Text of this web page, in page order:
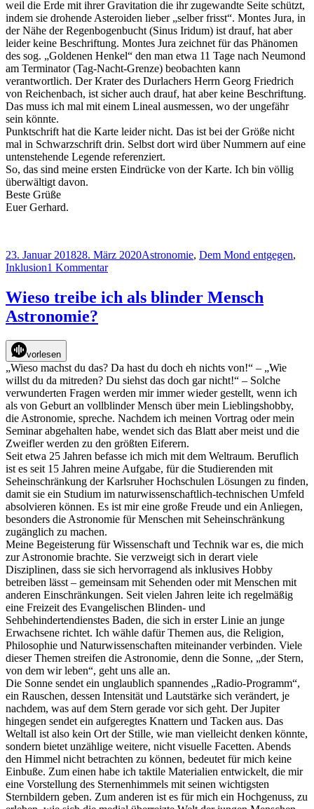
weil die Erde mit ihrer Gravitation die ihr zugewandte Seite schützt,
indem sie drohende Asteroiden lieber „selber frisst“. Montes Jura, in
der Nähe der Regenbogenbucht (Sinus Iridum) ist drauf, hat aber
leider keine Beschriftung. Montes Jura zeichnet für das Phänomen
des sog. „Goldenen Henkel“ den man etwa 11 Tage nach Neumond
am Terminator (Tag-Nacht-Grenze) beobachten kann
verantwortlich. Der Krater des Durlachers Herrn Georg Friedrich
von Reichenbach, ist sicher auch drauf, hat aber keine Beschriftung.
Das muss ich mal mit einem Lineal ausmessen, wo der ungefähr
sein könnte.
Punktschrift hat die Karte leider nicht. Das ist bei der Größe nicht
mal in Schwarzschrift drin. Selbst dort wird über Nummern auf eine
untenstehende Legende referenziert.
So, das sind meine ersten Eindrücke von der Karte. Ich bin völlig
überwältigt davon.
Beste Grüße
Euer Gerhard.
Veröffentlicht
am
23. Januar 201828. März 2020Kategorien
Astronomie, Dem Mond entgegen,
Inklusion1 Kommentarzu
meiner
taktilen
Wieso treibe ich als blinder Mensch
Astronomie?
vorlesen
„Wieso machst du das? Da hast du doch eh nichts von!“ – „Wie
willst du da mitreden? Du siehst das doch gar nicht!“ – Solche
verwunderten Fragen werden mir immer wieder gestellt, wenn ich
als von Geburt an vollblinder Mensch über mein Lieblingshobby,
die Astronomie, spreche. Nachdem ich meinen Vortrag oder mein
Seminar abgehalten habe, wendet sich das Blatt aber meist und die
Zweifler werden zu den größten Eiferern.
Seit etwa 25 Jahren befasse ich mich mit dem Weltraum. Beruflich
ist es seit 15 Jahren meine Aufgabe, für die Studierenden mit
Seheinschränkung der Karlsruher Hochschulen Lösungen zu finden,
damit sie ein Studium im naturwissenschaftlich-technischen Umfeld
absolvieren können. Es ist mir eine große Freude und ein Anliegen,
besonders die Astronomie für Menschen mit Seheinschränkung
zugänglich zu machen.
Meine Begeisterung für Wissenschaft und Technik war es, die mich
zur Astronomie brachte. Sie verzweigt sich in derart viele
Disziplinen, dass sie sich hervorragend als inklusives Hobby
betreiben lässt – gemeinsam mit Sehenden oder mit Menschen mit
anderen Einschränkungen. Seit vielen Jahren leite ich regelmäßig
eine Freizeit des Evangelischen Blinden- und
Sehbehindertendienstes Baden, die sich in erster Linie an junge
Erwachsene richtet. Ich wähle dafür Themen aus, die Religion,
Philosophie und Naturwissenschaften miteinander verbinden. Viele
dieser Themen streifen die Astronomie, denn die Sonne, „der Stern,
von dem wir leben“, geht uns alle an.
Die Sonne sendet ein unglaublich spannendes „Radio-Programm“,
ein Rauschen, dessen Intensität und Lautstärke sich verändert, je
nachdem, was auf dem Stern gerade vor sich geht. Der Jupiter
hingegen sendet ein aufgeregtes Knattern und Tacken aus. Das
Weltall ist also kein Ort der Stille, wie man vielleicht denken könnte,
sondern bietet unzählige weitere, nicht visuelle Facetten. Abends
den Himmel nicht betrachten zu können, bedeutet für mich keine
Einbuße. Zum einen habe ich taktile Materialien entwickelt, die mir
eine Vorstellung des Sternenhimmels mit seinen wichtigsten
Sternbildern geben. Zum anderen ist es für mich ein Hochgenuss, zu